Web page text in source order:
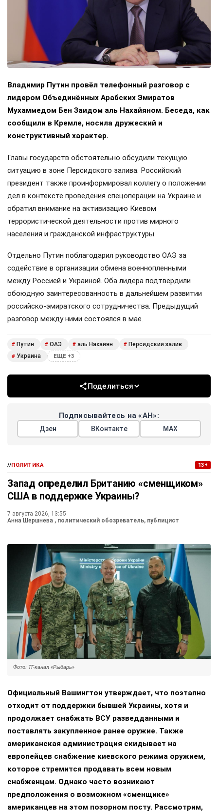
Владимир Путин провёл телефонный разговор с
лидером Объединённых Арабских Эмиратов
Мухаммедом Бен Заидом аль Нахайяном. Беседа, как
сообщили в Кремле, носила дружеский и
конструктивный характер.
Главы государств обстоятельно обсудили текущую
ситуацию в зоне Персидского залива. Российский
президент также проинформировал коллегу о положении
дел в контексте проведения спецоперации на Украине и
обратил внимание на активизацию Киевом
террористической деятельности против мирного
населения и гражданской инфраструктуры.
Отдельно Путин поблагодарил руководство ОАЭ за
содействие в организации обмена военнопленными
между Россией и Украиной. Оба лидера подтвердили
обоюдную заинтересованность в дальнейшем развитии
российско-эмиратского сотрудничества. Предыдущий
разговор между ними состоялся в мае.
# Путин # ОАЭ # аль Нахайян # Персидский залив
# Украина ЕЩЕ +3
Поделиться
Подписывайтесь на «АН»:
Дзен ВКонтакте МАХ
//ПОЛИТИКА 13+
Запад определил Британию «сменщиком»
США в поддержке Украины?
7 августа 2026, 13:55
Анна Шершнева , политический обозреватель, публицист
Фото: ТГ-канал «Рыбарь»
Официальный Вашингтон утверждает, что поэтапно
отходит от поддержки бывшей Украины, хотя и
продолжает снабжать ВСУ разведданными и
поставлять закупленное ранее оружие. Также
американская администрация скидывает на
европейцев снабжение киевского режима оружием,
которое стремится продавать всем новым
снабженцам. Однако часто возникают
предположения о возможном «сменщике»
американцев на этом позорном посту. Рассмотрим,